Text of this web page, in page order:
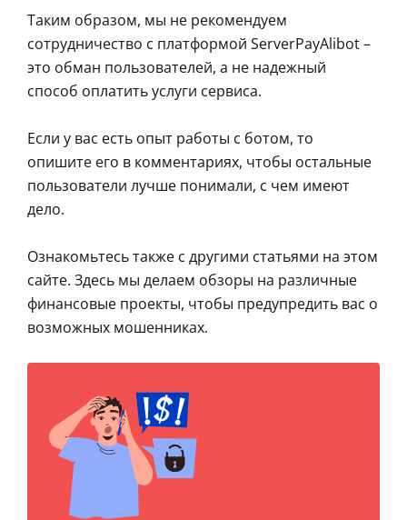
Таким образом, мы не рекомендуем
сотрудничество с платформой ServerPayAlibot –
это обман пользователей, а не надежный
способ оплатить услуги сервиса.
Если у вас есть опыт работы с ботом, то
опишите его в комментариях, чтобы остальные
пользователи лучше понимали, с чем имеют
дело.
Ознакомьтесь также с другими статьями на этом
сайте. Здесь мы делаем обзоры на различные
финансовые проекты, чтобы предупредить вас о
возможных мошенниках.